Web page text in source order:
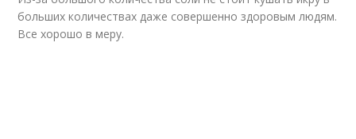
больших количествах даже совершенно здоровым людям.
Все хорошо в меру.